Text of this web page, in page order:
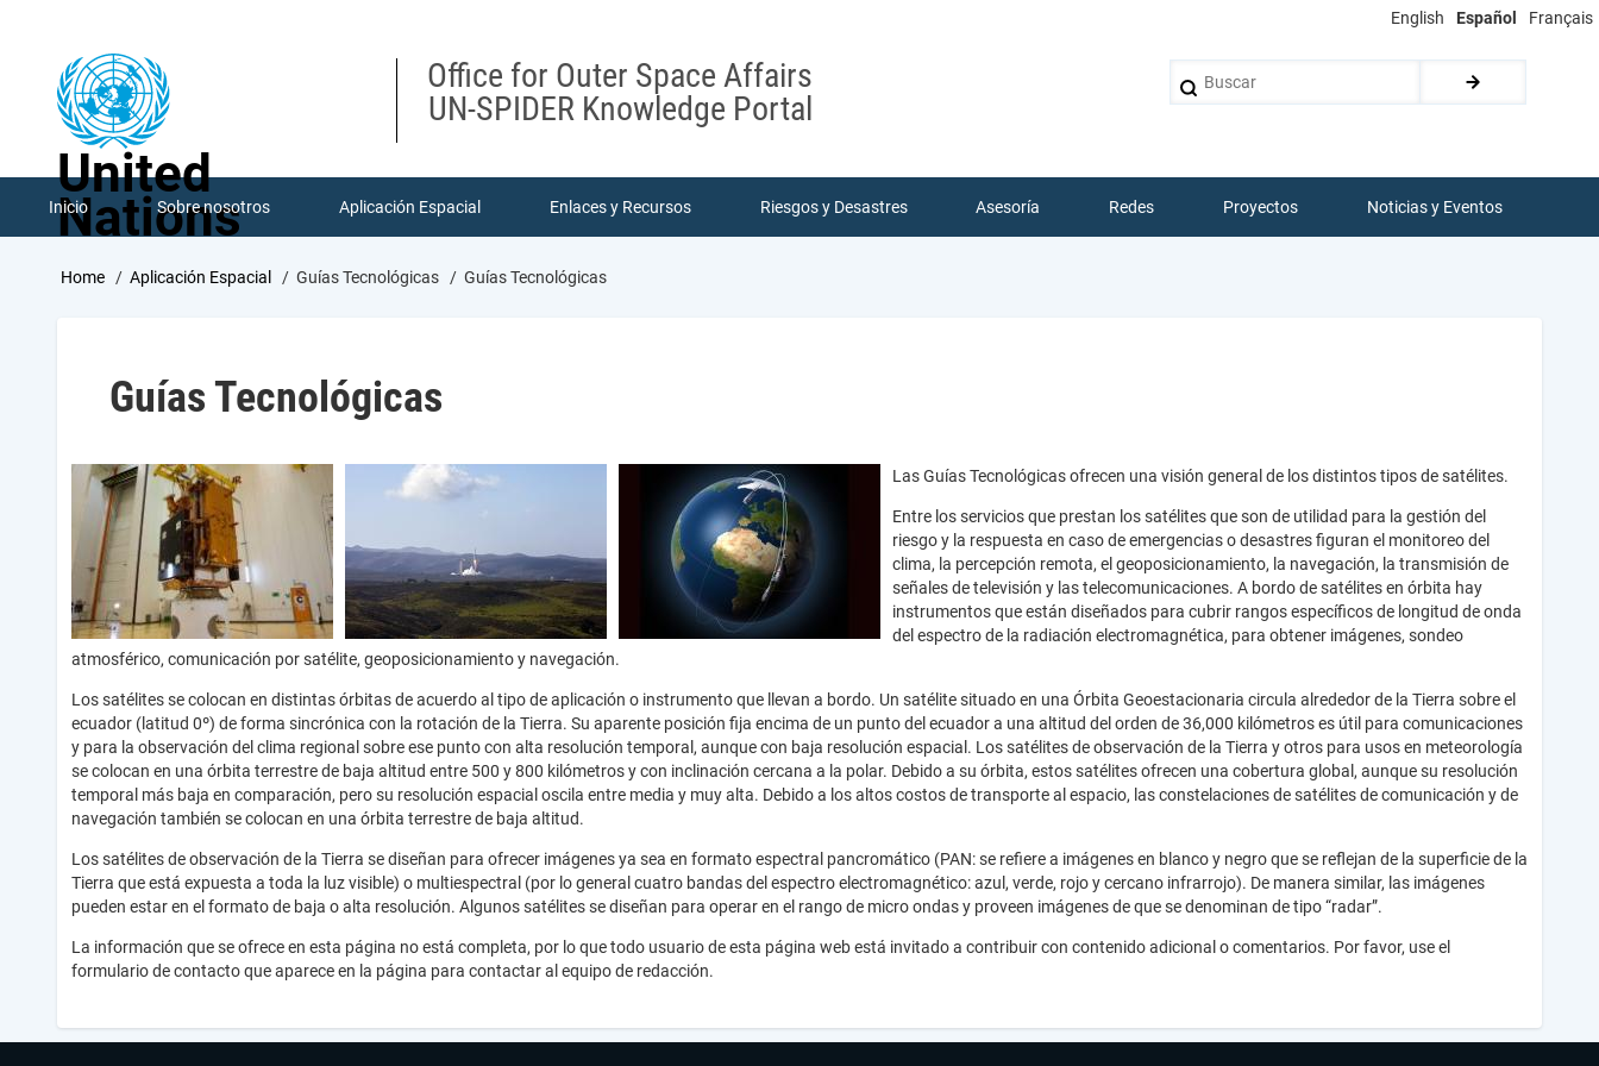
English Español Français
United
Nations
Office for Outer Space Affairs
UN-SPIDER Knowledge Portal
Inicio Sobre nosotros Aplicación Espacial Enlaces y Recursos Riesgos y Desastres Asesoría Redes Proyectos Noticias y Eventos
Breadcrumb
Home Aplicación Espacial Guías Tecnológicas Guías Tecnológicas
Guías Tecnológicas
Las Guías Tecnológicas ofrecen una visión general de los distintos tipos de satélites.
Entre los servicios que prestan los satélites que son de utilidad para la gestión del
riesgo y la respuesta en caso de emergencias o desastres figuran el monitoreo del
clima, la percepción remota, el geoposicionamiento, la navegación, la transmisión de
señales de televisión y las telecomunicaciones. A bordo de satélites en órbita hay
instrumentos que están diseñados para cubrir rangos específicos de longitud de onda
del espectro de la radiación electromagnética, para obtener imágenes, sondeo
atmosférico, comunicación por satélite, geoposicionamiento y navegación.
Los satélites se colocan en distintas órbitas de acuerdo al tipo de aplicación o instrumento que llevan a bordo. Un satélite situado en una Órbita Geoestacionaria circula alrededor de la Tierra sobre el
ecuador (latitud 0º) de forma sincrónica con la rotación de la Tierra. Su aparente posición fija encima de un punto del ecuador a una altitud del orden de 36,000 kilómetros es útil para comunicaciones
y para la observación del clima regional sobre ese punto con alta resolución temporal, aunque con baja resolución espacial. Los satélites de observación de la Tierra y otros para usos en meteorología
se colocan en una órbita terrestre de baja altitud entre 500 y 800 kilómetros y con inclinación cercana a la polar. Debido a su órbita, estos satélites ofrecen una cobertura global, aunque su resolución
temporal más baja en comparación, pero su resolución espacial oscila entre media y muy alta. Debido a los altos costos de transporte al espacio, las constelaciones de satélites de comunicación y de
navegación también se colocan en una órbita terrestre de baja altitud.
Los satélites de observación de la Tierra se diseñan para ofrecer imágenes ya sea en formato espectral pancromático (PAN: se refiere a imágenes en blanco y negro que se reflejan de la superficie de la
Tierra que está expuesta a toda la luz visible) o multiespectral (por lo general cuatro bandas del espectro electromagnético: azul, verde, rojo y cercano infrarrojo). De manera similar, las imágenes
pueden estar en el formato de baja o alta resolución. Algunos satélites se diseñan para operar en el rango de micro ondas y proveen imágenes de que se denominan de tipo “radar”.
La información que se ofrece en esta página no está completa, por lo que todo usuario de esta página web está invitado a contribuir con contenido adicional o comentarios. Por favor, use el
formulario de contacto que aparece en la página para contactar al equipo de redacción.